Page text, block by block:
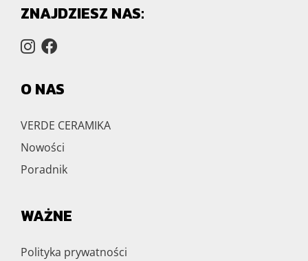
ZNAJDZIESZ NAS:
O NAS
VERDE CERAMIKA
Nowości
Poradnik
WAŻNE
Polityka prywatności